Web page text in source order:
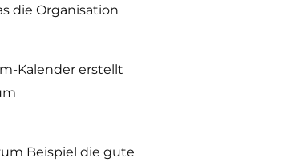
die Organisation
Kalender erstellt
Beispiel die gute